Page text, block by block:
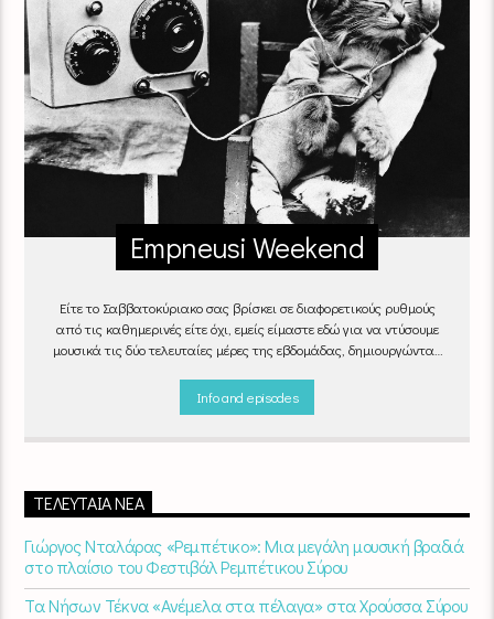
Empneusi Weekend
Είτε το Σαββατοκύριακο σας βρίσκει σε διαφορετικούς ρυθμούς
από τις καθημερινές είτε όχι, εμείς είμαστε εδώ για να ντύσουμε
μουσικά τις δύο τελευταίες μέρες της εβδομάδας, δημιουργώντας
Info and episodes
ΤΕΛΕΥΤΑΊΑ ΝΈΑ
Γιώργος Νταλάρας «Ρεμπέτικο»: Μια μεγάλη μουσική βραδιά
στο πλαίσιο του Φεστιβάλ Ρεμπέτικου Σύρου
Τα Νήσων Τέκνα «Ανέμελα στα πέλαγα» στα Χρούσσα Σύρου